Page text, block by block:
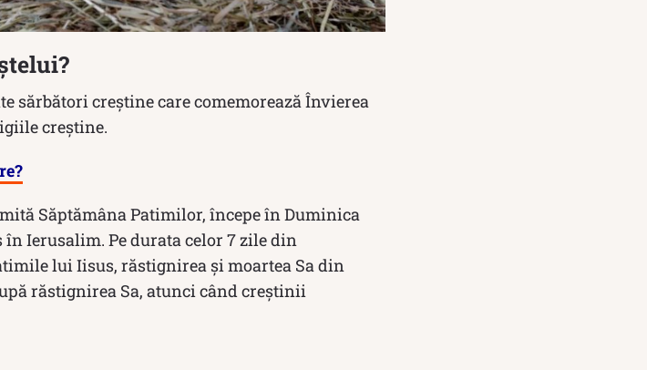
sărbători creștine care comemorează Învierea
creștine.
Săptămâna Patimilor, începe în Duminica
Ierusalim. Pe durata celor 7 zile din
lui Iisus, răstignirea și moartea Sa din
răstignirea Sa, atunci când creștinii